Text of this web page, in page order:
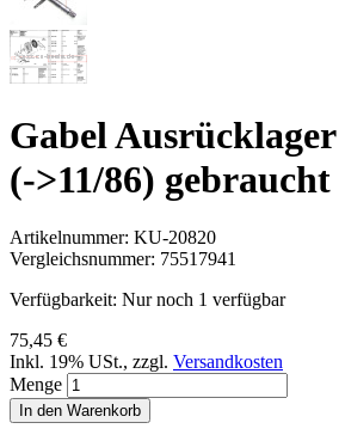
Gabel
(->11/86) gebraucht
Artikelnummer: KU-20820
Vergleichsnummer: 75517941
Verfügbarkeit: Nur noch 1 verfügbar
75,45 €
Inkl. 19% USt., zzgl. Versandkosten
Menge
In den Warenkorb